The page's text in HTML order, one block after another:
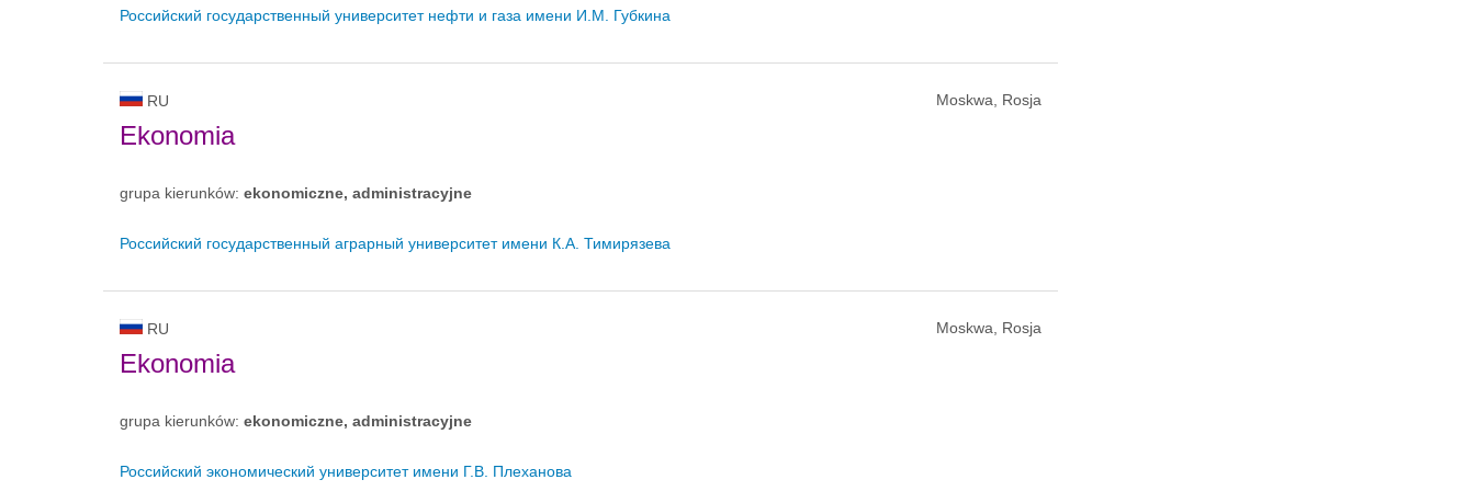
Российский государственный университет нефти и газа имени И.М. Губкина
RU Moskwa, Rosja
Ekonomia
grupa kierunków: ekonomiczne, administracyjne
Российский государственный аграрный университет имени К.А. Тимирязева
RU Moskwa, Rosja
Ekonomia
grupa kierunków: ekonomiczne, administracyjne
Российский экономический университет имени Г.В. Плеханова